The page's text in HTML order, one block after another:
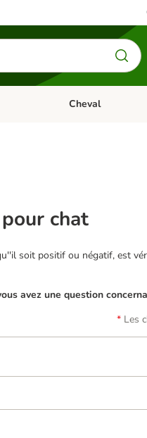
catégories: PoissonDérouler les
Cheval
chat
soit positif ou négatif, est
avez une question
Les